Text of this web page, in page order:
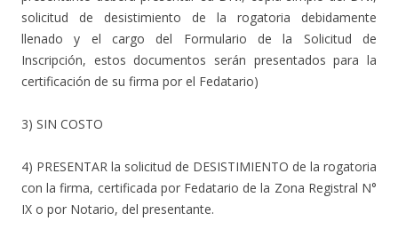
solicitud de desistimiento de la rogatoria debidamente
llenado y el cargo del Formulario de la Solicitud de
Inscripción, estos documentos serán presentados para la
certificación de su firma por el Fedatario)
3) SIN COSTO
4) PRESENTAR la solicitud de DESISTIMIENTO de la rogatoria
con la firma, certificada por Fedatario de la Zona Registral N°
IX o por Notario, del presentante.